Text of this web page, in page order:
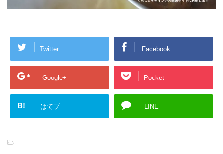
Twitter Facebook
Google+ Pocket
B! はてブ LINE
-